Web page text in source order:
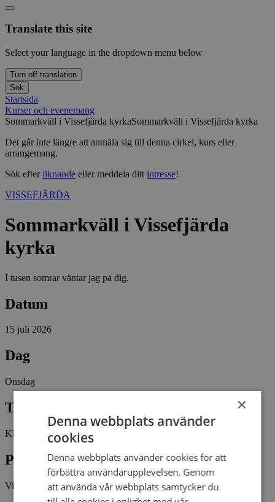
Translate this site
Select your language in the dropdown menu below
Turn off translation
Sök
Startsida
Kurser och evenemang
Sommarkväll i Vissefjärda kyrkaSommarkväll i Vissefjärda kyrka
Det går inte längre att anmäla sig till denna cirkel, kurs eller
arrangemang.
Sök efterliknande eller meddela ditt intresse!
VISSEFJÄRDA
Sommarkväll i Vissefjärda
kyrka
I tusen somrar väntar jag på dig.
Datum
15 juli 2026
Dag
Onsdag
Tid
Kl 19:00 - 20:00
Plats
Vissefjärda kyrka
×
Denna webbplats använder
cookies
Denna webbplats använder cookies för att
förbättra användarupplevelsen. Genom
att använda vår webbplats samtycker du